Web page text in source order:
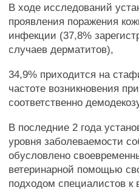
В ходе исследований
проявления поражения
инфекции (37,8%
случаев дерматитов),
34,9% приходится на
частоте возникновения
соответственно
В последние 2 года
уровня заболеваемости
обусловлено
ветеринарной помощью
подходом специалистов